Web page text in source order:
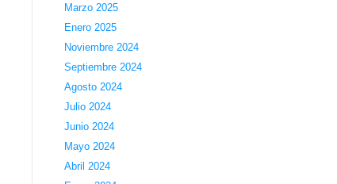
Marzo 2025
Enero 2025
Noviembre 2024
Septiembre 2024
Agosto 2024
Julio 2024
Junio 2024
Mayo 2024
Abril 2024